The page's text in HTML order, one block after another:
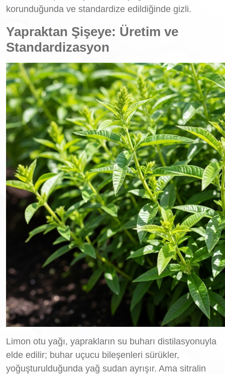
korunduğunda ve standardize edildiğinde gizli.
Yapraktan Şişeye: Üretim ve
Standardizasyon
Limon otu yağı, yaprakların su buharı distilasyonuyla
elde edilir; buhar uçucu bileşenleri sürükler,
yoğuşturulduğunda yağ sudan ayrışır. Ama sitralin